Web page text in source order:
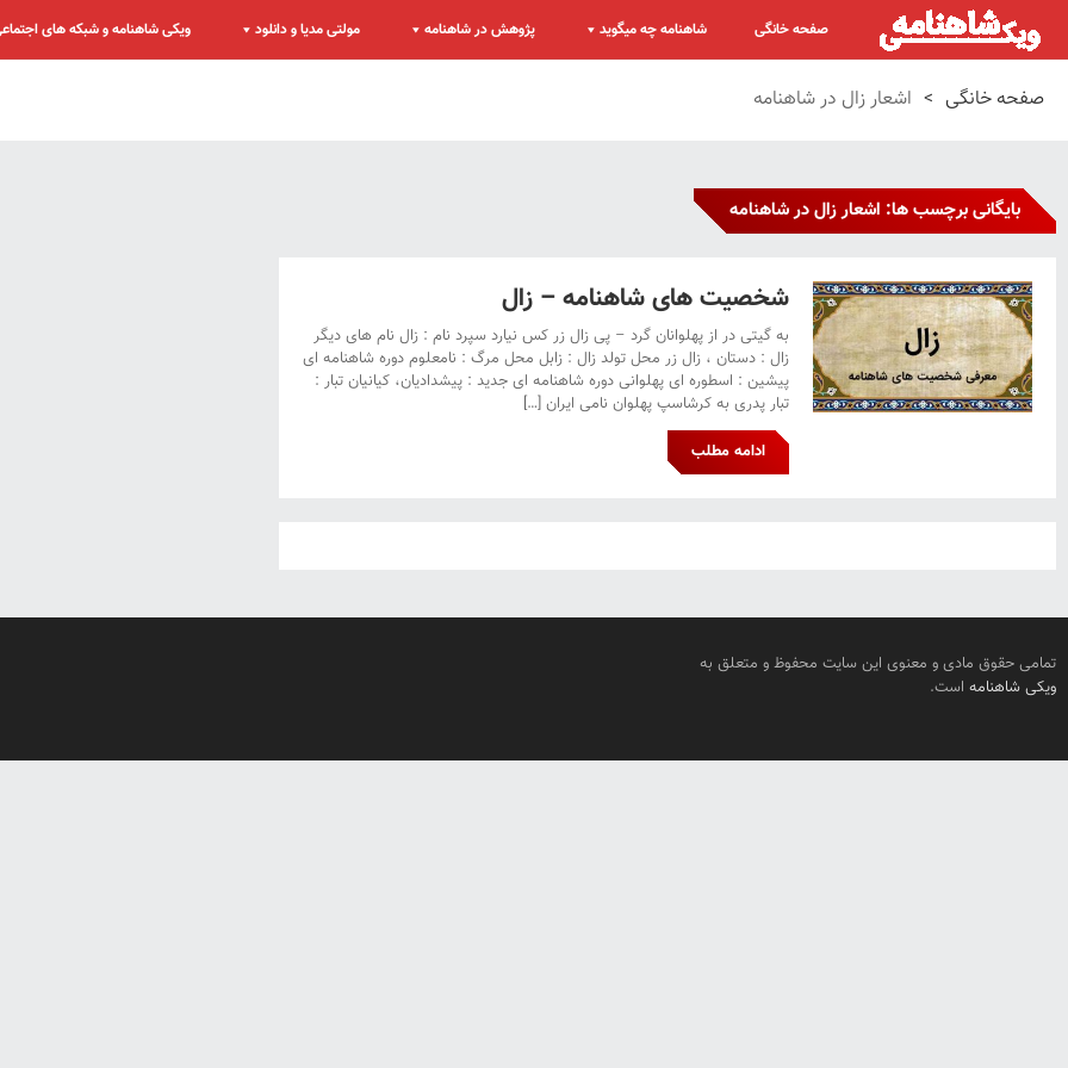
صفحه خانگی شاهنامه چه میگوید پژوهش در شاهنامه مولتی مدیا و دانلود ویکی شاهنامه و شبکه های
صفحه خانگی > اشعار زال در شاهنامه
بایگانی برچسب ها: اشعار زال در شاهنامه
شخصیت های شاهنامه – زال
به گیتی در از پهلوانان گرد – پی زال زر کس نیارد سپرد نام : زال نام های دیگر
زال : دستان ، زال زر محل تولد زال : زابل محل مرگ : نامعلوم دوره شاهنامه ای
پیشین : اسطوره ای پهلوانی دوره شاهنامه ای جدید : پیشدادیان، کیانیان تبار :
تبار پدری به کرشاسپ پهلوان نامی ایران […]
ادامه مطلب
تمامی حقوق مادی و معنوی این سایت محفوظ و متعلق به
ویکی شاهنامه است.